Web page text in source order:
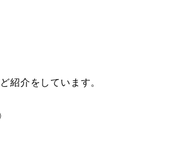
紹介をしています。